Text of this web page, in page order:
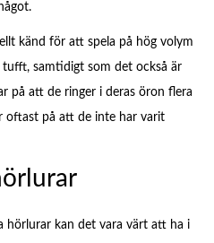
känd för att spela på hög volym
samtidigt som det också är
på att de ringer i deras öron flera
oftast på att de inte har varit
hörlurar kan det vara värt att ha i